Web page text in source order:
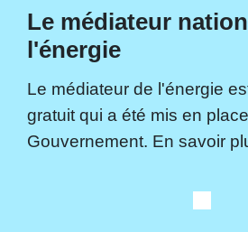
Le médiateur
l'énergie
Le médiateur de l'énergie
gratuit qui a été mis en
Gouvernement. En savoir